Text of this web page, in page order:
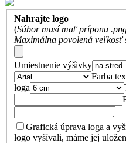
Nahrajte logo
(Súbor musí mať príponu
Maximálna povolená veľkosť
Umiestnenie výšivky
Farba
loga
Grafická úprava loga a
logo vyšívali, máme jej